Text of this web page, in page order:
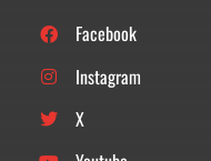
Facebook
Instagram
X